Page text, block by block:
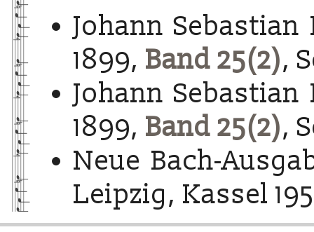
Johann Sebastian
1899, Band 25(2),
Johann Sebastian
1899, Band 25(2),
Neue Bach-
Leipzig, Kassel